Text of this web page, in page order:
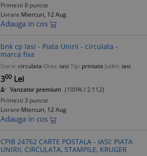
Primesti 8 puncte
Livrare Miercuri, 12 Aug
Adauga in cos
bnk cp Iasi - Piata Unirii - circulata -
marca fixa
Stare: circulata Oras: iasi Tip: printata Judet: iasi
300 Lei
Vanzator premium (100% / 2.112)
Primesti 3 puncte
Livrare Miercuri, 12 Aug
Adauga in cos
CPIB 24762 CARTE POSTALA - IASI: PIATA
UNIRII, CIRCULATA, STAMPILE, KRUGER